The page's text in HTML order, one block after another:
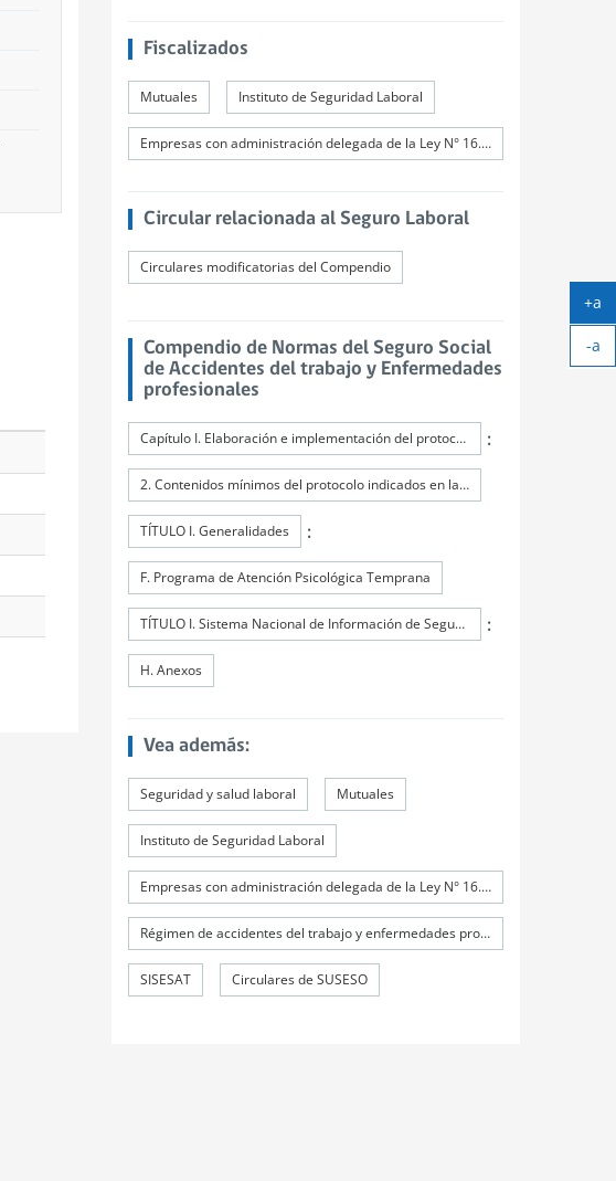
Fiscalizados
Mutuales Instituto de Seguridad Laboral
Empresas con administración delegada de la Ley N° 16.744
Circular relacionada al Seguro Laboral
Circulares modificatorias del Compendio
Compendio de Normas del Seguro Social
de Accidentes del trabajo y Enfermedades
profesionales
Capítulo I. Elaboración e implementación del protocolo de prevención del acoso sexual, laboral y la violencia en el trabajo :
2. Contenidos mínimos del protocolo indicados en la Ley N°21.643
TÍTULO I. Generalidades :
F. Programa de Atención Psicológica Temprana
TÍTULO I. Sistema Nacional de Información de Seguridad y Salud en el Trabajo (SISESAT) :
H. Anexos
Vea además:
Seguridad y salud laboral Mutuales
Instituto de Seguridad Laboral
Empresas con administración delegada de la Ley N° 16.744
Régimen de accidentes del trabajo y enfermedades profesionales
SISESAT Circulares de SUSESO
+a
-a